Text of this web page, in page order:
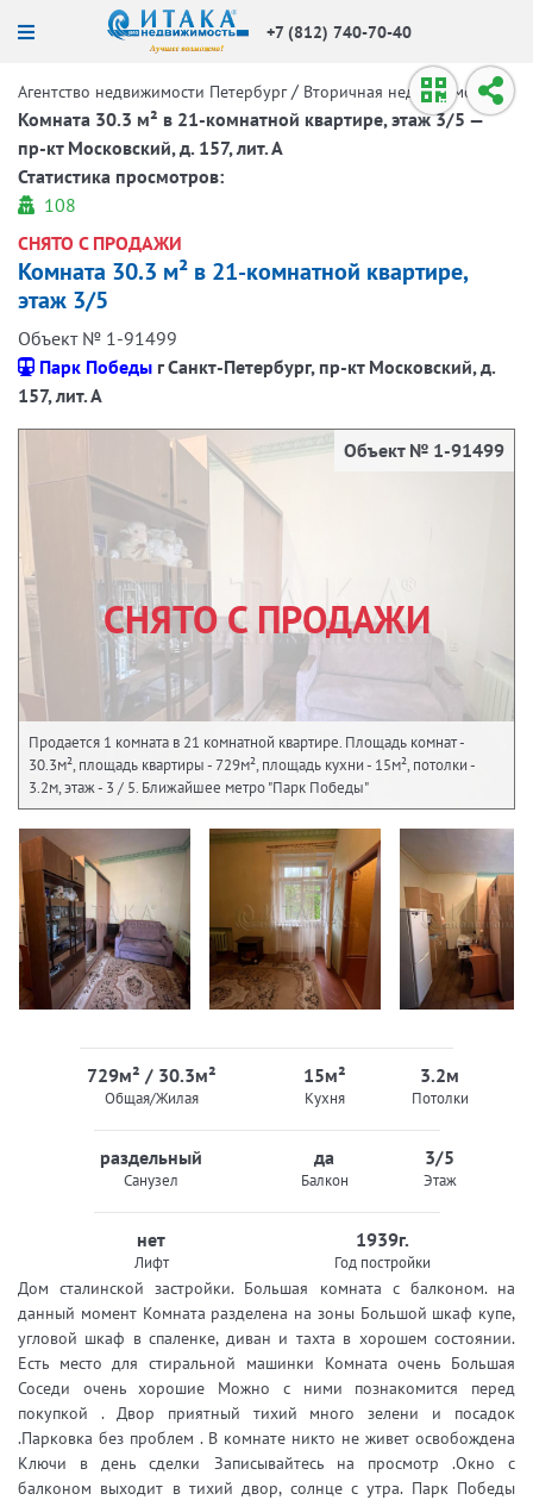
+7 (812) 740-70-40
Агентство недвижимости Петербург / Вторичная недвижимость /
Комната 30.3 м² в 21-комнатной квартире, этаж 3/5 —
пр-кт Московский, д. 157, лит. А
Статистика просмотров:
108
СНЯТО С ПРОДАЖИ
Комната 30.3 м² в 21-комнатной квартире,
этаж 3/5
Объект № 1-91499
Парк Победы г Санкт-Петербург, пр-кт Московский, д.
157, лит. А
СНЯТО С ПРОДАЖИ
Объект № 1-91499
Продается 1 комната в 21 комнатной квартире. Площадь комнат -
30.3м², площадь квартиры - 729м², площадь кухни - 15м², потолки -
3.2м, этаж - 3 / 5. Ближайшее метро "Парк Победы"
729м² / 30.3м²
Общая/Жилая
15м²
Кухня
3.2м
Потолки
раздельный
Санузел
да
Балкон
3/5
Этаж
нет
Лифт
1939г.
Год постройки
Дом сталинской застройки. Большая комната с балконом. на
данный момент Комната разделена на зоны Большой шкаф купе,
угловой шкаф в спаленке, диван и тахта в хорошем состоянии.
Есть место для стиральной машинки Комната очень Большая
Соседи очень хорошие Можно с ними познакомится перед
покупкой . Двор приятный тихий много зелени и посадок
.Парковка без проблем . В комнате никто не живет освобождена
Ключи в день сделки Записывайтесь на просмотр .Окно с
балконом выходит в тихий двор, солнце с утра. Парк Победы